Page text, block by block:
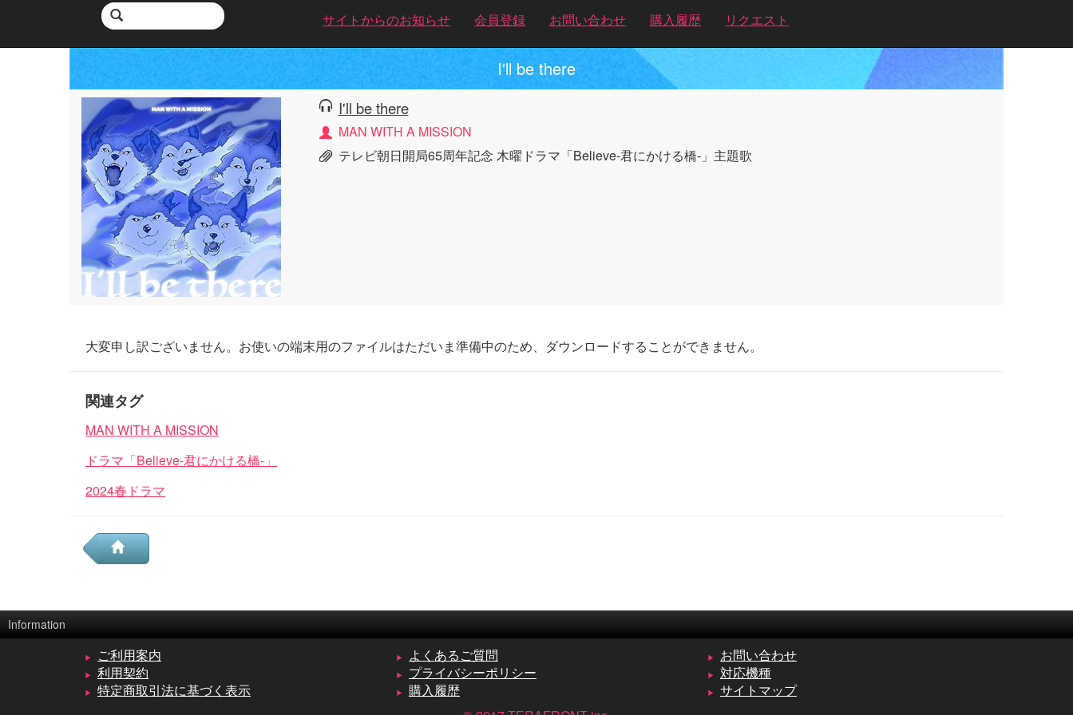
サイトからのお知らせ 会員登録 お問い合わせ 購入履歴 リクエスト
I'll be there
I'll be there
MAN WITH A MISSION
テレビ朝日開局65周年記念 木曜ドラマ「Believe-君にかける橋-」主題歌
大変申し訳ございません。お使いの端末用のファイルはただいま準備中のため、ダウンロードすることができません。
関連タグ
MAN WITH A MISSION
ドラマ「Believe-君にかける橋-」
2024春ドラマ
Information
ご利用案内 よくあるご質問
お問い合わせ
利用契約
プライバシーポリシー
対応機種
特定商取引法に基づく表示
購入履歴
サイトマップ